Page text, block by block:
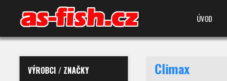
ÚVOD
VÝROBCI / ZNAČKY Climax